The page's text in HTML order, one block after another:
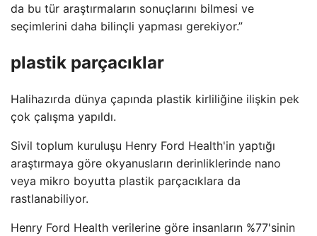
da bu tür araştırmaların sonuçlarını bilmesi ve
seçimlerini daha bilinçli yapması gerekiyor.”
plastik parçacıklar
Halihazırda dünya çapında plastik kirliliğine ilişkin pek
çok çalışma yapıldı.
Sivil toplum kuruluşu Henry Ford Health'in yaptığı
araştırmaya göre okyanusların derinliklerinde nano
veya mikro boyutta plastik parçacıklara da
rastlanabiliyor.
Henry Ford Health verilerine göre insanların %77'sinin